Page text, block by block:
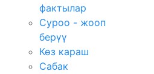
фактылар
Суроо - жооп
берүү
Көз караш
Сабак